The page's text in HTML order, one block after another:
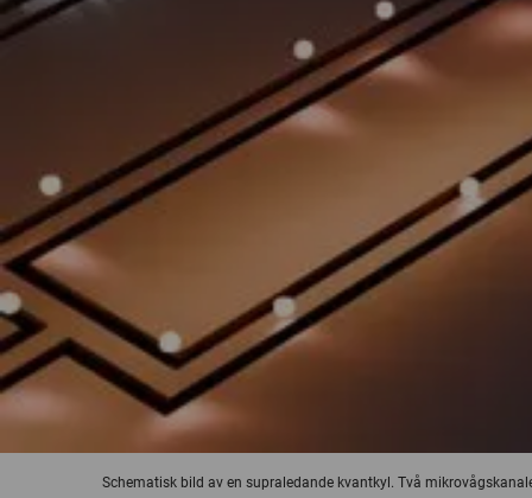
Schematisk bild av en supraledande kvantkyl. Två